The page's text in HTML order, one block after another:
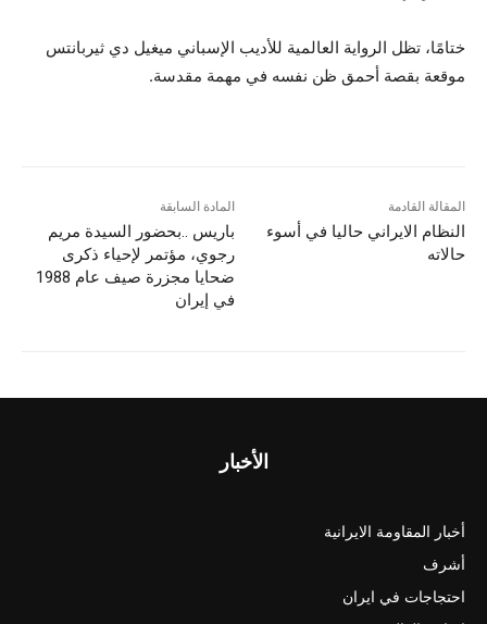
ختامًا، تظل الرواية العالمية للأديب الإسباني ميغيل دي ثيربانتس
موقعة بقصة أحمق ظن نفسه في مهمة مقدسة.
المادة السابقة
باریس ..بحضور السيدة مريم
رجوي، مؤتمر لإحياء ذكرى
ضحايا مجزرة صیف عام 1988
في إيران
المقالة القادمة
النظام الايراني حاليا في أسوء
حالاته
الأخبار
أخبار المقاومة الايرانية
أشرف
احتجاجات في ايران